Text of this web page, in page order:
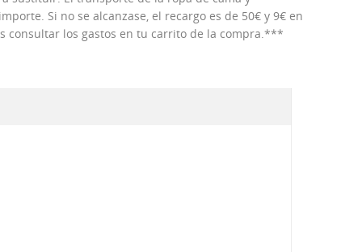
Si no se alcanzase, el recargo es de 50€ y 9€ en
consultar los gastos en tu carrito de la compra.***